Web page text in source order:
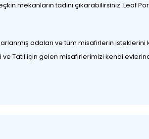
mekanların tadını çıkarabilirsiniz. Leaf
odaları ve tüm misafirlerin isteklerini
Tatil için gelen misafirlerimizi kendi